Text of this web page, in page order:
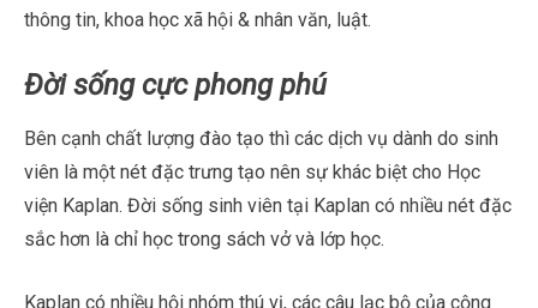
thông tin, khoa học xã hội & nhân văn, luật.
Đời sống cực phong phú
Bên cạnh chất lượng đào tạo thì các dịch vụ dành do sinh
viên là một nét đặc trưng tạo nên sự khác biệt cho Học
viện Kaplan. Đời sống sinh viên tại Kaplan có nhiều nét đặc
sắc hơn là chỉ học trong sách vở và lớp học.
Kaplan có nhiều hội nhóm thú vị, các câu lạc bộ của cộng